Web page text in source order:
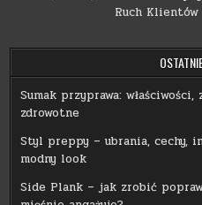
Ruch
Sumak przyprawa:
zdrowotne
Styl preppy – ubrania, cechy,
modny look
Side Plank – jak zrobić